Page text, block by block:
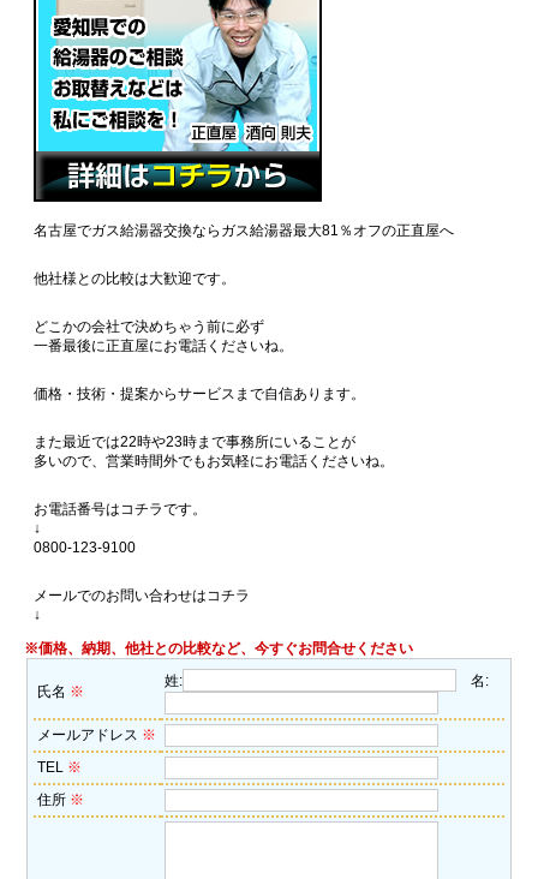
名古屋でガス給湯器交換ならガス給湯器最大81％オフの正直屋へ
他社様との比較は大歓迎です。
どこかの会社で決めちゃう前に必ず
一番最後に正直屋にお電話くださいね。
価格・技術・提案からサービスまで自信あります。
また最近では22時や23時まで事務所にいることが
多いので、営業時間外でもお気軽にお電話くださいね。
お電話番号はコチラです。
↓
0800-123-9100
メールでのお問い合わせはコチラ
↓
※価格、納期、他社との比較など、今すぐお問合せください
氏名 ※
姓: 名:
メールアドレス ※
TEL ※
住所 ※